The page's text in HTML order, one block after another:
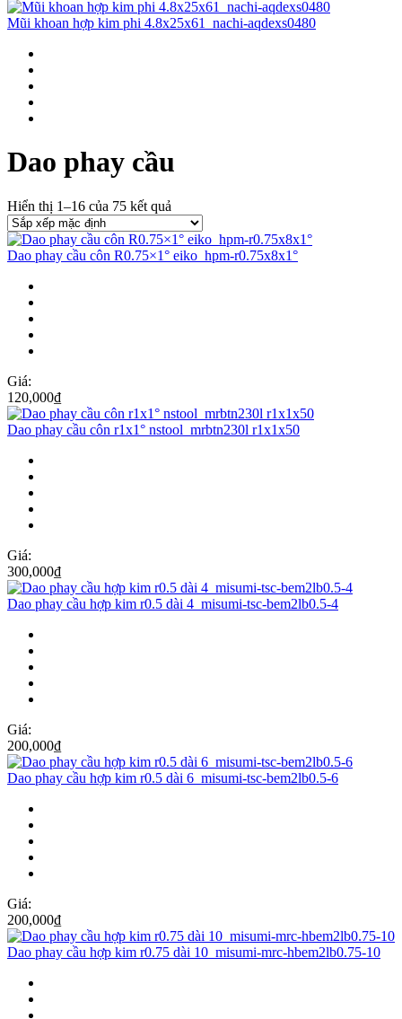
Mũi khoan hợp kim phi 4.8x25x61_nachi-aqdexs0480
Dao phay cầu
Hiển thị 1–16 của 75 kết quả
Dao phay cầu côn R0.75×1° eiko_hpm-r0.75x8x1°
Giá:
120,000₫
Dao phay cầu côn r1x1° nstool_mrbtn230l r1x1x50
Giá:
300,000₫
Dao phay cầu hợp kim r0.5 dài 4_misumi-tsc-bem2lb0.5-4
Giá:
200,000₫
Dao phay cầu hợp kim r0.5 dài 6_misumi-tsc-bem2lb0.5-6
Giá:
200,000₫
Dao phay cầu hợp kim r0.75 dài 10_misumi-mrc-hbem2lb0.75-10